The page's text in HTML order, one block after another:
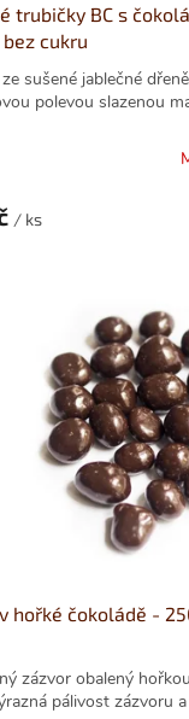
trubičky BC s
cukru
sušené jablečné
polevou slazenou
/ ks
hořké čokoládě -
zázvor obalený
pálivost zázvoru